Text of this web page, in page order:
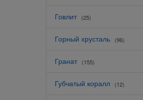
Говлит (25)
Горный хрусталь (96)
Гранат (155)
Губчатый коралл (12)